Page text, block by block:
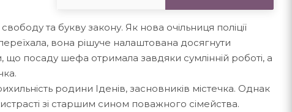
та букву закону. Як нова очільниця поліції
вона рішуче налаштована досягнути
що посаду шефа отримала завдяки сумлінній роботі, а
родини Іденів, засновників містечка. Однак
зі старшим сином поважного сімейства.